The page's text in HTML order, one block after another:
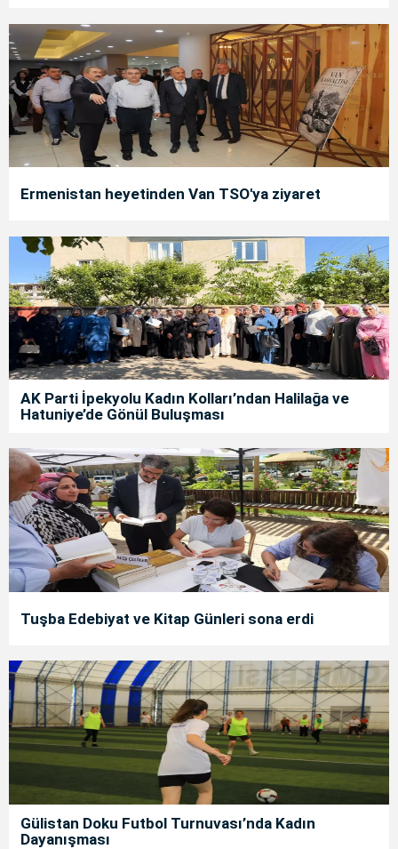
Ermenistan heyetinden Van TSO'ya ziyaret
AK Parti İpekyolu Kadın Kolları’ndan Halilağa ve
Hatuniye’de Gönül Buluşması
Tuşba Edebiyat ve Kitap Günleri sona erdi
Gülistan Doku Futbol Turnuvası’nda Kadın
Dayanışması